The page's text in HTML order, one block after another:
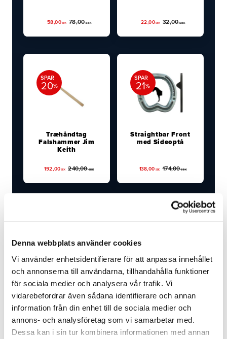
Denna webbplats använder cookies
Vi använder enhetsidentifierare för att anpassa innehållet
och annonserna till användarna, tillhandahålla funktioner
för sociala medier och analysera vår trafik. Vi
vidarebefordrar även sådana identifierare och annan
information från din enhet till de sociala medier och
annons- och analysföretag som vi samarbetar med.
Dessa kan i sin tur kombinera informationen med annan
58,00SEK 78,00SEK 22,00SEK 32,00SEK
Træhåndtag
Falshammer Jim
Keith
192,00SEK 240,00SEK
SPAR
20%
Straightbar Front
med Sideoptå
138,00 SEK 174,00SEK
SPAR
21%
Usikker på, hvad du skal vælge?
Vi hjælper dig med at finde det rigtige produkt til din
Guides & artikler